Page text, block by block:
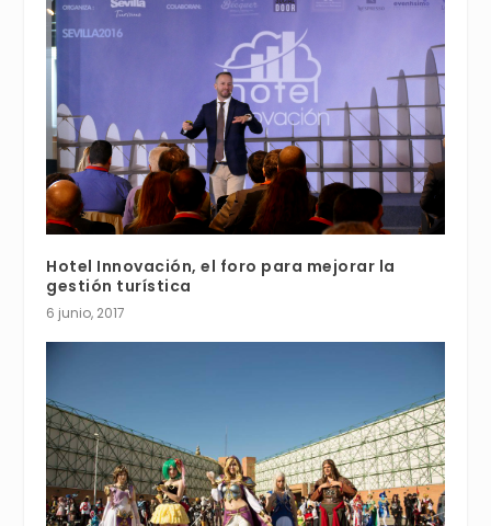
Hotel Innovación, el foro para mejorar la
gestión turística
6 junio, 2017